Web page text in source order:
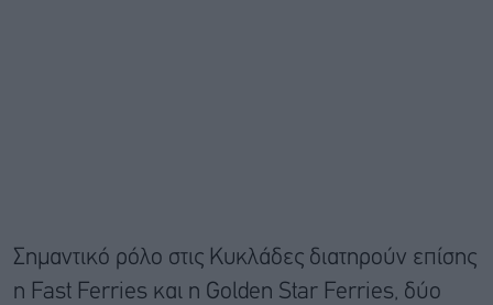
Σημαντικό ρόλο στις Κυκλάδες διατηρούν επίσης
η Fast Ferries και η Golden Star Ferries, δύο